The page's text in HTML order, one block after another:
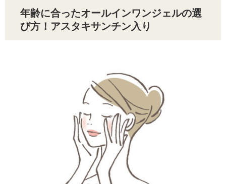
年齢に合ったオールインワンジェルの選
び方！アスタキサンチン入り